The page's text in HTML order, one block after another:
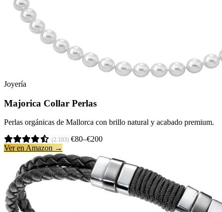
Joyería
Majorica Collar Perlas
Perlas orgánicas de Mallorca con brillo natural y acabado premium.
(2.103) €80–€200
Ver en Amazon →